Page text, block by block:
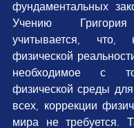
фундаментальных
Учению
учитывается, что,
физической
необходимое с
физической среды
всех, коррекции
мира не требуется.